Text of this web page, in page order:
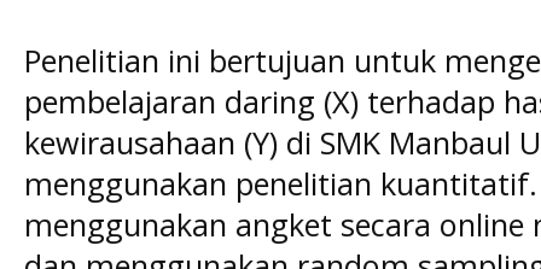
Penelitian ini bertujuan untuk
pembelajaran daring (X) terhadap
kewirausahaan (Y) di SMK Manbaul
menggunakan penelitian
menggunakan angket secara